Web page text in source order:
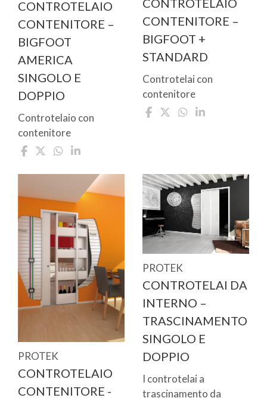
CONTROTELAIO
CONTENITORE –
BIGFOOT
AMERICA
SINGOLO E
DOPPIO
Controtelaio con
contenitore
CONTROTELAIO
CONTENITORE –
BIGFOOT +
STANDARD
Controtelai con
contenitore
PROTEK
CONTROTELAIO
CONTENITORE -
PROTEK
CONTROTELAI DA
INTERNO –
TRASCINAMENTO
SINGOLO E
DOPPIO
I controtelai a
trascinamento da